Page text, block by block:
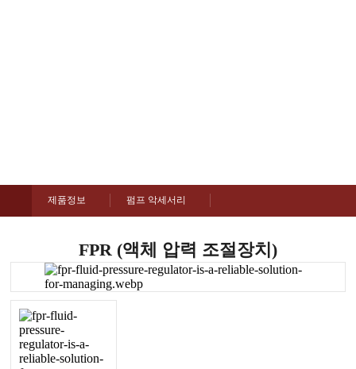
제품정보 펌프 악세서리
FPR (액체 압력 조절장치)